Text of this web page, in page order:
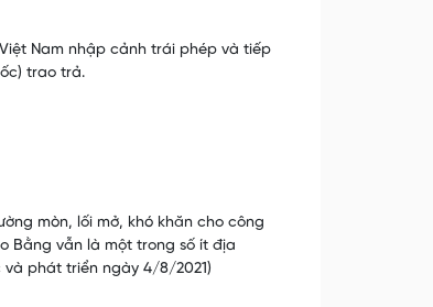
Nam nhập cảnh trái phép và tiếp
trao trả.
mòn, lối mở, khó khăn cho công
Bằng vẫn là một trong số ít địa
và phát triển ngày 4/8/2021)